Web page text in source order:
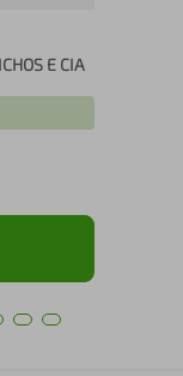
E CIA